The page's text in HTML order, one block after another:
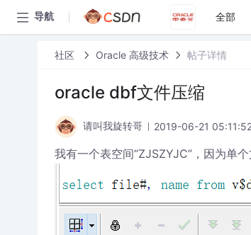
导航 全部
社区 Oracle 高级技术 帖子详情
oracle dbf文件压缩
请叫我旋转哥 2019-06-21
我有一个表空间“ZJSZYJC”，因为单